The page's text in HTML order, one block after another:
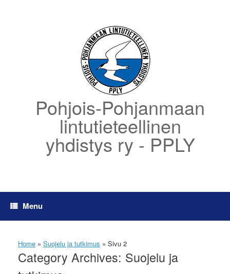
Pohjois-Pohjanmaan
lintutieteellinen
yhdistys ry - PPLY
Menu
Home » Suojelu ja tutkimus » Sivu 2
Category Archives: Suojelu ja